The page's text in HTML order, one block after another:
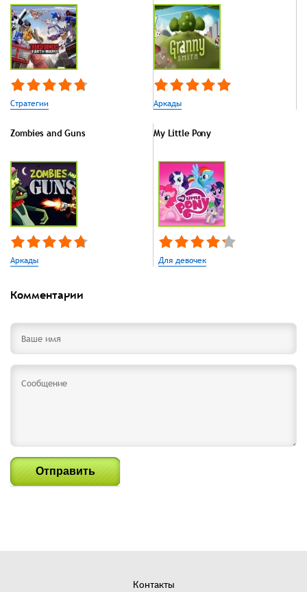
Стратегии Аркады
Zombies and Guns
Аркады
My Little Pony
Для девочек
Комментарии
Отправить
Контакты